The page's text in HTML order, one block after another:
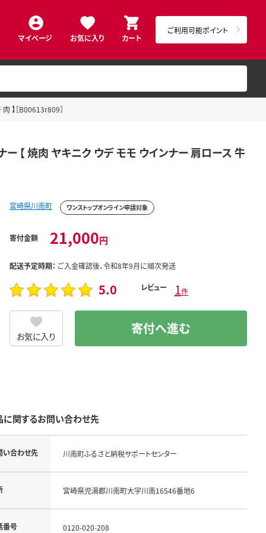
マイページ お気に入り カート
ご利用可能ポイント
】［B00613r809］
【 焼肉 ヤキニク ウデ モモ ウインナー 肩ロース 牛
宮崎県川南町 ワンストップオンライン申請対象
寄付金額 21,000円
配送予定時期： ご入金確認後、令和8年9月に順次発送
5.0 レビュー 1件
お気に入り 寄付へ進む
に関するお問い合わせ先
い合わせ先 川南町ふるさと納税サポートセンター
宮崎県児湯郡川南町大字川南16546番地6
番号 0120-020-208